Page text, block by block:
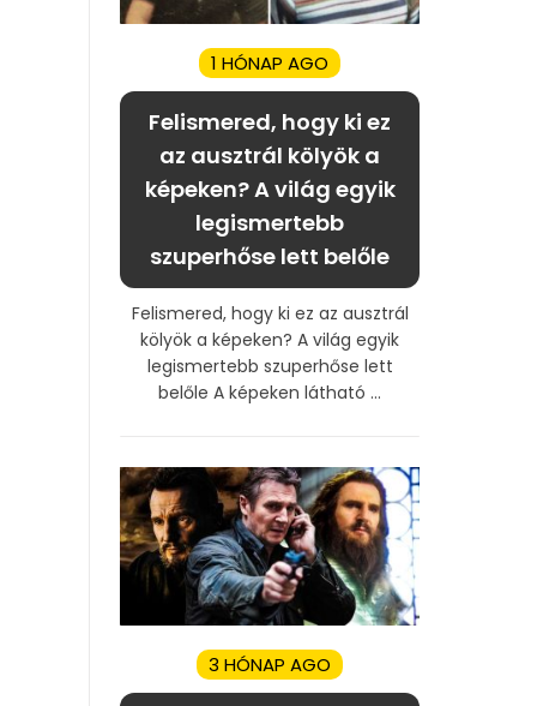
1 HÓNAP AGO
Felismered, hogy ki ez
az ausztrál kölyök a
képeken? A világ egyik
legismertebb
szuperhőse lett belőle
Felismered, hogy ki ez az ausztrál
kölyök a képeken? A világ egyik
legismertebb szuperhőse lett
belőle A képeken látható ...
3 HÓNAP AGO